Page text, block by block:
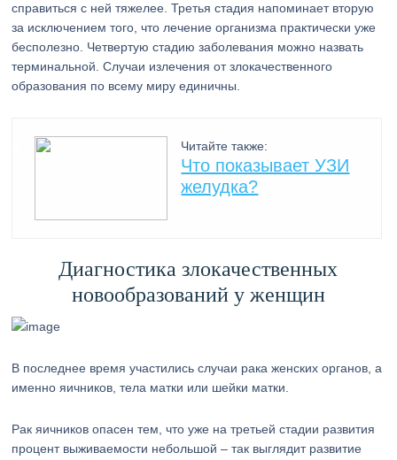
справиться с ней тяжелее. Третья стадия напоминает вторую
за исключением того, что лечение организма практически уже
бесполезно. Четвертую стадию заболевания можно назвать
терминальной. Случаи излечения от злокачественного
образования по всему миру единичны.
Читайте также:
Что показывает УЗИ
желудка?
Диагностика злокачественных
новообразований у женщин
В последнее время участились случаи рака женских органов, а
именно яичников, тела матки или шейки матки.
Рак яичников опасен тем, что уже на третьей стадии развития
процент выживаемости небольшой – так выглядит развитие